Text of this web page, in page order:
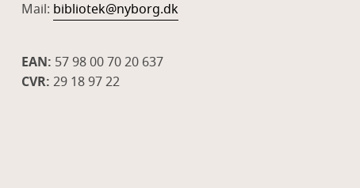
Mail: bibliotek@nyborg.dk
EAN: 57 98 00 70 20 637
CVR: 29 18 97 22